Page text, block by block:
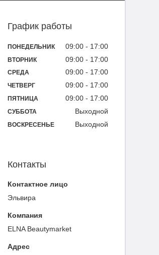
График работы
ПОНЕДЕЛЬНИК 09:00 17:00
ВТОРНИК 09:00 17:00
СРЕДА 09:00 17:00
ЧЕТВЕРГ 09:00 17:00
ПЯТНИЦА 09:00 17:00
СУББОТА Выходной
ВОСКРЕСЕНЬЕ Выходной
Контакты
Эльвира
ELNA Beautymarket